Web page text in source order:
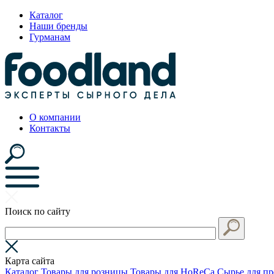
Каталог
Наши бренды
Гурманам
О компании
Контакты
Поиск по сайту
Карта сайта
Каталог Товары для розницы Товары для HoReCa Сырье для